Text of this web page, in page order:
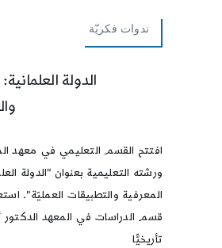
ندوات فكريّة
الدولة
افتتح القسم التعليمي في معهد
ورشته التعليمية بعنوان "الدولة
المعرفية والتطبيقات العمليّة".
قسم الدراسات في المعهد الدكتور
تأريخيًّا